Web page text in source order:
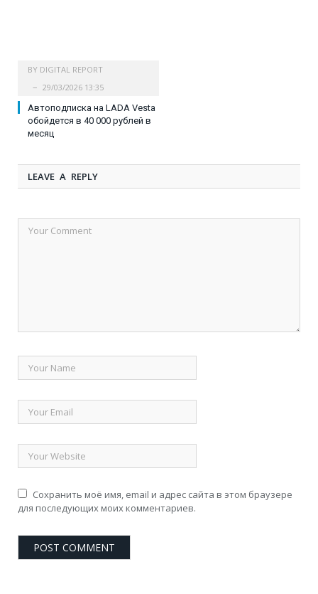
BY DIGITAL REPORT
29/03/2026 13:35
Автоподписка на LADA Vesta
обойдется в 40 000 рублей в
месяц
LEAVE A REPLY
Сохранить моё имя, email и адрес сайта в этом браузере
для последующих моих комментариев.